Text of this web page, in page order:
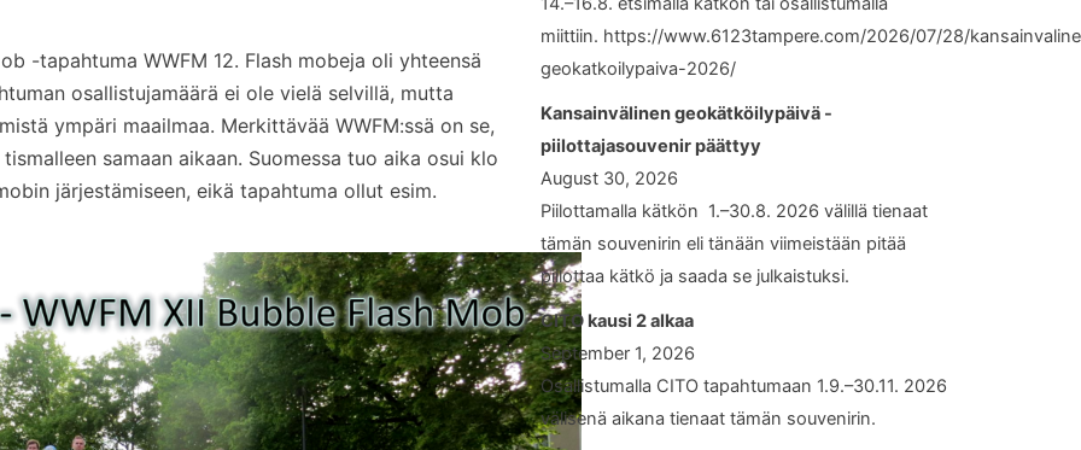
-tapahtuma WWFM 12. Flash mobeja oli yhteensä
osallistujamäärä ei ole vielä selvillä, mutta
ympäri maailmaa. Merkittävää WWFM:ssä on se,
samaan aikaan. Suomessa tuo aika osui klo
järjestämiseen, eikä tapahtuma ollut esim.
miittiin. https://www.6123tampere.com/2026/07/28/
geokatkoilypaiva-2026/
Kansainvälinen geokätköilypäivä -
piilottajasouvenir päättyy
August 30, 2026
Piilottamalla kätkön 1.–30.8. 2026 välillä tienaat
tämän souvenirin eli tänään viimeistään pitää
piilottaa kätkö ja saada se julkaistuksi.
CITO kausi 2 alkaa
September 1, 2026
Osallistumalla CITO tapahtumaan 1.9.–30.11. 2026
välisenä aikana tienaat tämän souvenirin.